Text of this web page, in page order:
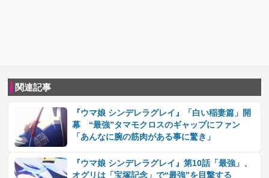
関連記事
『ウマ娘 シンデレラグレイ』「白い稲妻篇」開
幕 “最強”タマモクロスのギャップにファン
「あんなに腕の筋肉がある事に驚き」
『ウマ娘 シンデレラグレイ』第10話「最強」、
オグリは「宝塚記念」で“最強”を目撃する